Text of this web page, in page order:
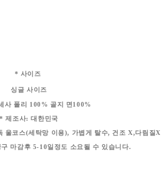
* 사이즈
싱글 사이즈
사 폴리 100% 골지 면100%
* 제조사: 대한민국
울코스(세탁망 이용), 가볍게 탈수, 건조 X,다림질X
마감후 5-10일정도 소요될 수 있습니다.